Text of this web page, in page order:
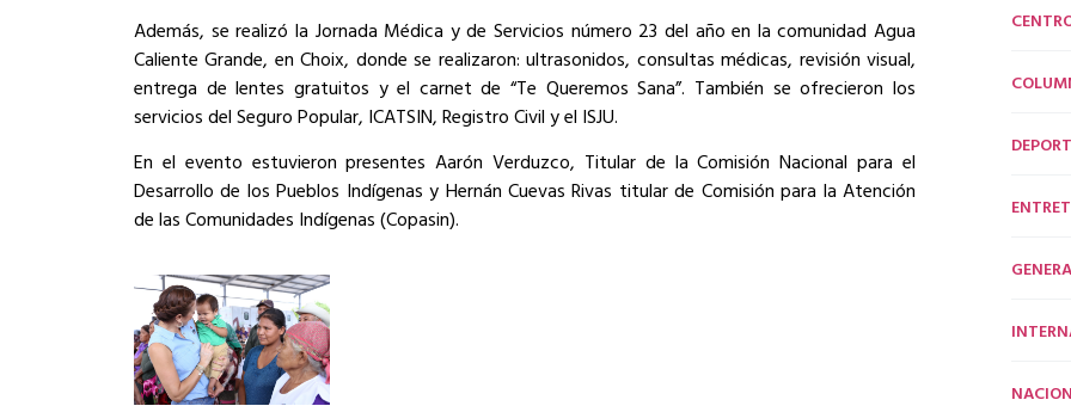
Además, se realizó la Jornada Médica y de Servicios número 23 del año en la comunidad Agua
Caliente Grande, en Choix, donde se realizaron: ultrasonidos, consultas médicas, revisión visual,
entrega de lentes gratuitos y el carnet de “Te Queremos Sana”. También se ofrecieron los
servicios del Seguro Popular, ICATSIN, Registro Civil y el ISJU.
En el evento estuvieron presentes Aarón Verduzco, Titular de la Comisión Nacional para el
Desarrollo de los Pueblos Indígenas y Hernán Cuevas Rivas titular de Comisión para la Atención
de las Comunidades Indígenas (Copasin).